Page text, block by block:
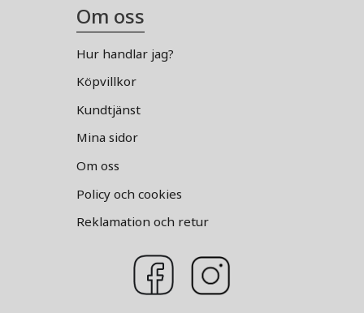
Om oss
Hur handlar jag?
Köpvillkor
Kundtjänst
Mina sidor
Om oss
Policy och cookies
Reklamation och retur